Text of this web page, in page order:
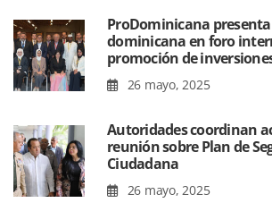
ProDominicana
dominicana en foro
promoción de
26 mayo, 2025
Autoridades coordinan
reunión sobre Plan de
Ciudadana
26 mayo, 2025